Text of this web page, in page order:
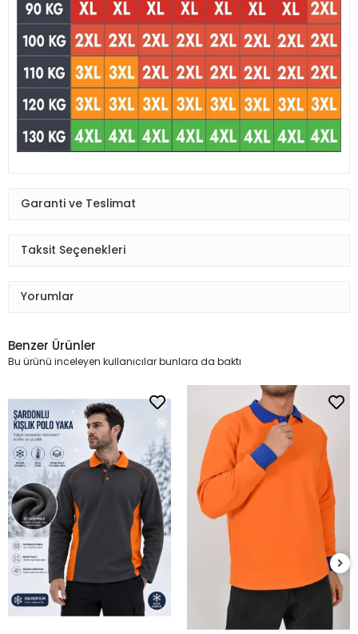
Garanti ve Teslimat
Taksit Seçenekleri
Yorumlar
Benzer Ürünler
Bu ürünü inceleyen kullanıcılar bunlara da baktı